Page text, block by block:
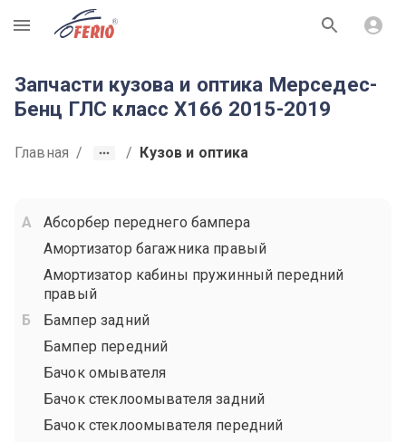
R
Запчасти кузова и оптика Мерседес-
Бенц ГЛС класс X166 2015-2019
Главная / / Кузов и оптика
Абсорбер переднего бампера
Амортизатор багажника правый
Амортизатор кабины пружинный передний
правый
Бампер задний
Бампер передний
Бачок омывателя
Бачок стеклоомывателя задний
Бачок стеклоомывателя передний